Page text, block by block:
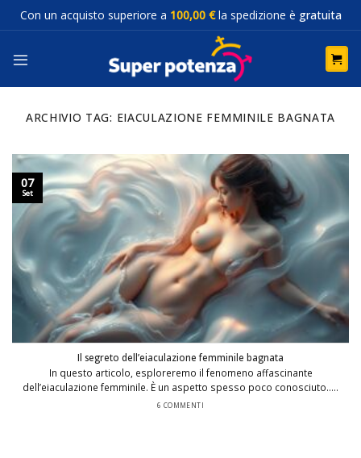
SaltaCon un acquisto superiore a 100,00 €la spedizione è gratuita
ARCHIVIO TAG: EIACULAZIONE FEMMINILE BAGNATA
Il segreto dell’eiaculazione femminile bagnata
In questo articolo, esploreremo il fenomeno affascinante
dell’eiaculazione femminile. È un aspetto spesso poco conosciuto.....
6 COMMENTI
07
Set